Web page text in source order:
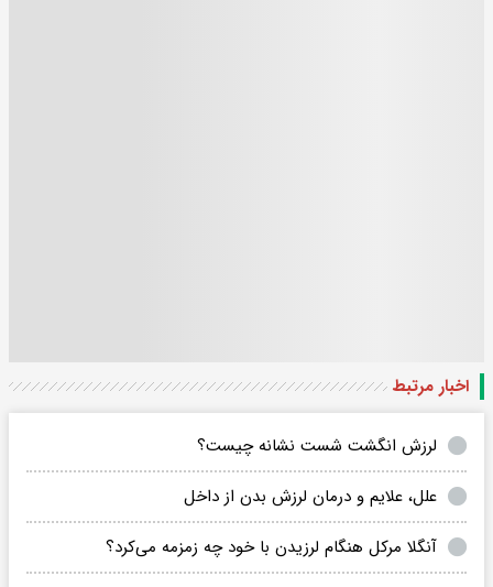
اخبار مرتبط
لرزش انگشت شست نشانه چیست؟
علل، علایم و درمان لرزش بدن از داخل
آنگلا مرکل هنگام لرزیدن با خود چه زمزمه می‌کرد؟